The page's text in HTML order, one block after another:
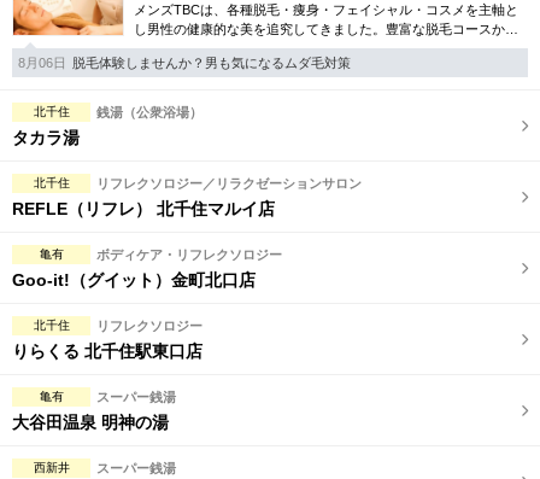
日本人スタッフのみ 女性スタッフのみ
スタッフ指名可 Ｗセラピスト
駅から徒歩5分以内
メンズTBCは、各種脱毛・痩身・フェイシャル・コスメを主軸と
し男性の健康的な美を追究してきました。豊富な脱毛コースから
フェイシャル、ダイエット等幅広いメニューを取り揃えていま
す。初回割引コースも多彩。
8月06日 脱毛体験しませんか？男も気になるムダ毛対策
北千住 銭湯（公衆浴場）
タカラ湯
北千住 リフレクソロジー／リラクゼーションサロン
REFLE（リフレ） 北千住マルイ店
亀有 ボディケア・リフレクソロジー
Goo-it!（グイット）金町北口店
北千住 リフレクソロジー
りらくる 北千住駅東口店
亀有 スーパー銭湯
大谷田温泉 明神の湯
西新井 スーパー銭湯